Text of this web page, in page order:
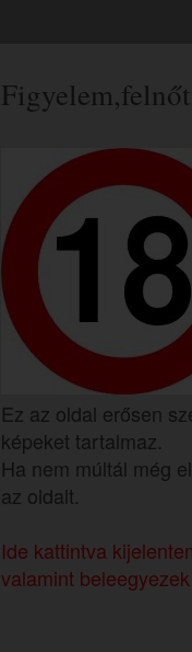
Ez az oldal erősen
képeket tartalmaz.
Ha nem múltál még
az oldalt.
Ide kattintva
valamint